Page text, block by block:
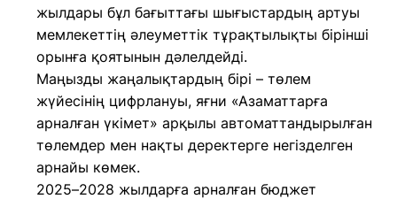
жылдары бұл бағыттағы шығыстардың артуы
мемлекеттің әлеуметтік тұрақтылықты бірінші
орынға қоятынын дәлелдейді.
Маңызды жаңалықтардың бірі – төлем
жүйесінің цифрлануы, яғни «Азаматтарға
арналған үкімет» арқылы автоматтандырылған
төлемдер мен нақты деректерге негізделген
арнайы көмек.
2025–2028 жылдарға арналған бюджет